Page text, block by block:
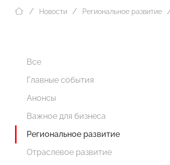
Новости Региональное развитие
Все
Главные события
Анонсы
Важное для бизнеса
Региональное развитие
Отраслевое развитие